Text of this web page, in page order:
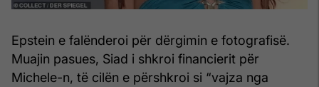
Epstein e falënderoi për dërgimin e fotografisë.
Muajin pasues, Siad i shkroi financierit për
Michele-n, të cilën e përshkroi si “vajza nga